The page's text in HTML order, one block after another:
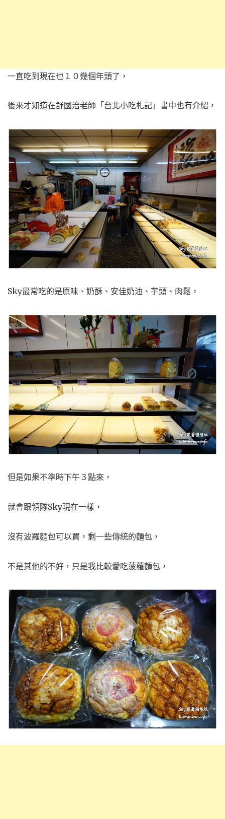
一直吃到現在也１０幾個年頭了，
後來才知道在舒國治老師「台北小吃札記」書中也有介紹，
Sky最常吃的是原味、奶酥、安佳奶油、芋頭、肉鬆，
但是如果不準時下午３點來，
就會跟領隊Sky現在一樣，
沒有波羅麵包可以買，剩一些傳統的麵包，
不是其他的不好，只是我比較愛吃菠蘿麵包，